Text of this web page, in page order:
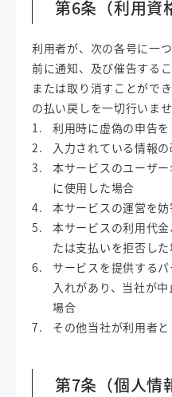
第6条（利用資
利用者が、次の各号に一
前に通知、及び催告する
または取り消すことがで
の払い戻しを一切行いませ
利用時に虚偽の申告
入力されている情報
本サービスのユーザ
に使用した場合
本サービスの運営を
本サービスの利用代
たは支払いを拒否し
サービスを提供する
入れがあり、当社が
場合
その他当社が利用者
第7条（個人情